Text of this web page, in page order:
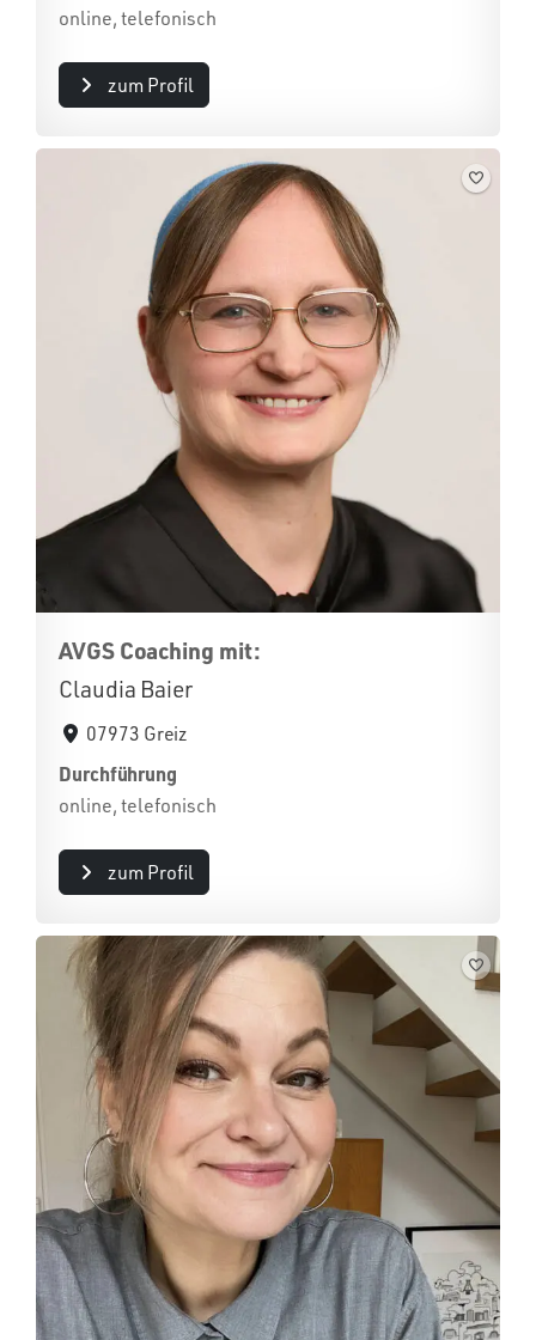
online, telefonisch
zum Profil
AVGS Coaching mit:
Claudia Baier
07973 Greiz
Durchführung
online, telefonisch
zum Profil